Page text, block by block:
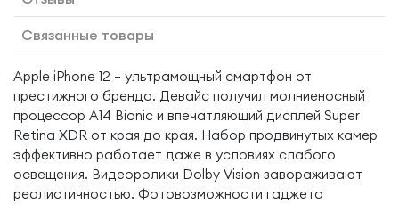
Связанные товары
Apple iPhone 12 — ультрамощный смартфон от
престижного бренда. Девайс получил молниеносный
процессор A14 Bionic и впечатляющий дисплей Super
Retina XDR от края до края. Набор продвинутых камер
эффективно работает даже в условиях слабого
освещения. Видеоролики Dolby Vision завораживают
реалистичностью. Фотовозможности гаджета